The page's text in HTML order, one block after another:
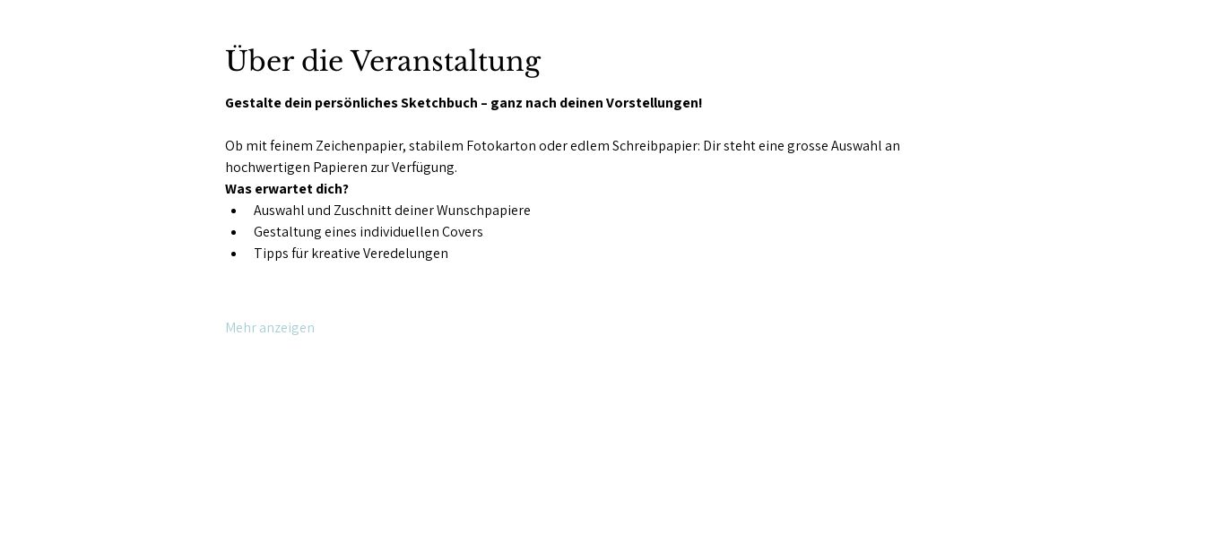
Über die Veranstaltung
Gestalte dein persönliches Sketchbuch – ganz nach deinen Vorstellungen!
Ob mit feinem Zeichenpapier, stabilem Fotokarton oder edlem Schreibpapier: Dir steht eine grosse Auswahl an
hochwertigen Papieren zur Verfügung.
Was erwartet dich?
Auswahl und Zuschnitt deiner Wunschpapiere
Gestaltung eines individuellen Covers
Tipps für kreative Veredelungen
Mehr anzeigen